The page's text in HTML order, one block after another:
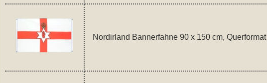
Nordirland Bannerfahne 90 x 150 cm, Querformat